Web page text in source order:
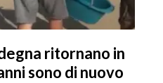
ritornano in
sono di nuovo